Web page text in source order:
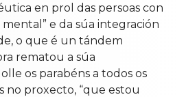
en prol das persoas con
e da súa integración
o que é un tándem
rematou a súa
os parabéns a todos os
no proxecto, “que estou